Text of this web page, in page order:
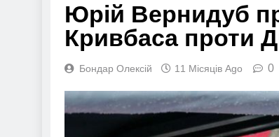
Юрій Вернидуб
Кривбаса проти
Бондар Олексій 11 Місяців Ago 0